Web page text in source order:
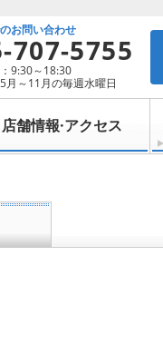
お問い合わせ
707-5755
9:30～18:30
月～11月の毎週水曜日
店舗情報·アクセス